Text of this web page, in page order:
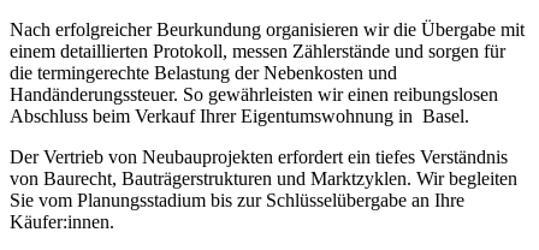
Nach erfolgreicher Beurkundung organisieren wir die Übergabe mit
einem detaillierten Protokoll, messen Zählerstände und sorgen für
die termingerechte Belastung der Nebenkosten und
Handänderungssteuer. So gewährleisten wir einen reibungslosen
Abschluss beim Verkauf Ihrer Eigentumswohnung in Basel.
Der Vertrieb von Neubauprojekten erfordert ein tiefes Verständnis
von Baurecht, Bauträgerstrukturen und Marktzyklen. Wir begleiten
Sie vom Planungsstadium bis zur Schlüsselübergabe an Ihre
Käufer:innen.